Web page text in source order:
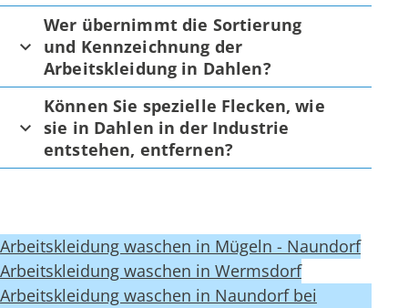
Wer übernimmt die Sortierung
und Kennzeichnung der
Arbeitskleidung in Dahlen?
Können Sie spezielle Flecken, wie
sie in Dahlen in der Industrie
entstehen, entfernen?
Arbeitskleidung waschen in Mügeln - Naundorf
Arbeitskleidung waschen in Wermsdorf
Arbeitskleidung waschen in Naundorf bei